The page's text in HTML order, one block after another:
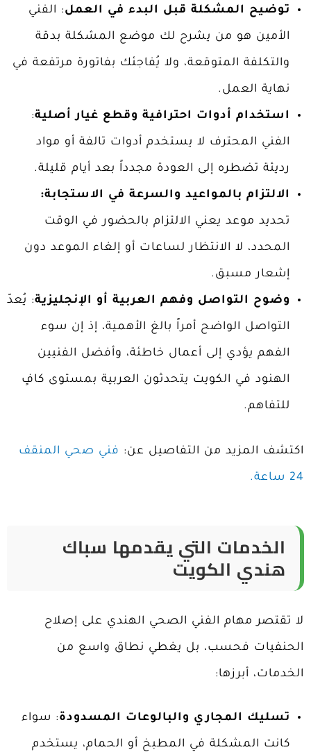
توضيح المشكلة قبل البدء في العمل: الفني
الأمين هو من يشرح لك موضع المشكلة بدقة
والتكلفة المتوقعة، ولا يُفاجئك بفاتورة مرتفعة في
نهاية العمل.
استخدام أدوات احترافية وقطع غيار أصلية:
الفني المحترف لا يستخدم أدوات تالفة أو مواد
رديئة تضطره إلى العودة مجدداً بعد أيام قليلة.
الالتزام بالمواعيد والسرعة في الاستجابة:
تحديد موعد يعني الالتزام بالحضور في الوقت
المحدد، لا الانتظار لساعات أو إلغاء الموعد دون
إشعار مسبق.
وضوح التواصل وفهم العربية أو الإنجليزية: يُعدّ
التواصل الواضح أمراً بالغ الأهمية، إذ إن سوء
الفهم يؤدي إلى أعمال خاطئة، وأفضل الفنيين
الهنود في الكويت يتحدثون العربية بمستوى كافٍ
للتفاهم.
اكتشف المزيد من التفاصيل عن: فني صحي المنقف
24 ساعة.
الخدمات التي يقدمها سباك
هندي الكويت
لا تقتصر مهام الفني الصحي الهندي على إصلاح
الحنفيات فحسب، بل يغطي نطاق واسع من
الخدمات، أبرزها:
تسليك المجاري والبالوعات المسدودة: سواء
كانت المشكلة في المطبخ أو الحمام، يستخدم